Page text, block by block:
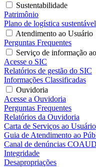
Sustentabilidade
Patrimônio
Plano de logística sustentável
Atendimento ao Usuário
Perguntas Frequentes
Serviço de informação
Acesse o SIC
Relatórios de gestão do SIC
Informações Classificadas
Ouvidoria
Acesse a Ouvidoria
Perguntas Frequentes
Relatórios da Ouvidoria
Carta de Serviços ao Usuário
Guia de Atendimento ao
Canal de denúncias COAUD
Integridade
Desapropriações